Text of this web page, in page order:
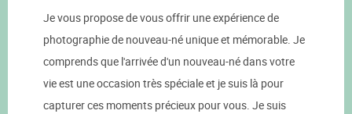
Je vous propose de vous offrir une expérience de
photographie de nouveau-né unique et mémorable. Je
comprends que l'arrivée d'un nouveau-né dans votre
vie est une occasion très spéciale et je suis là pour
capturer ces moments précieux pour vous. Je suis